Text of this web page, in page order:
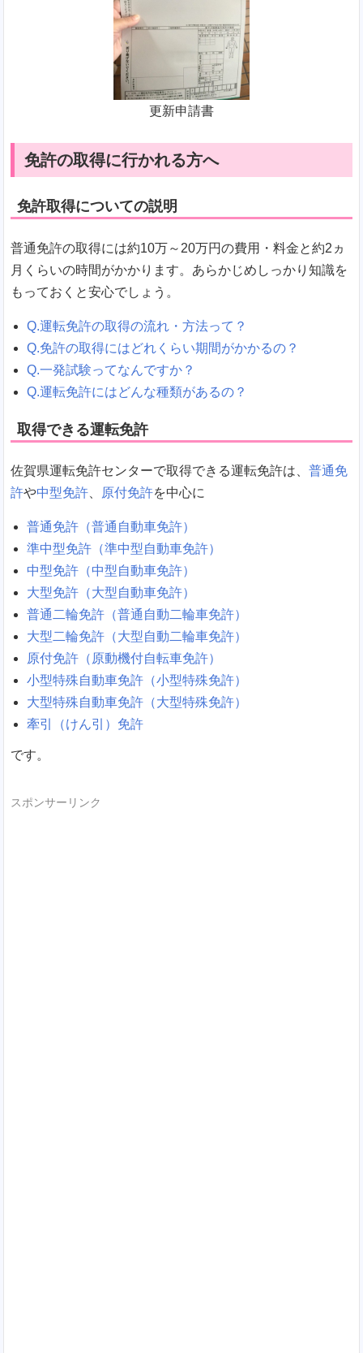
更新申請書
免許の取得に行かれる方へ
免許取得についての説明
普通免許の取得には約10万～20万円の費用・料金と約2ヵ
月くらいの時間がかかります。あらかじめしっかり知識を
もっておくと安心でしょう。
Q.運転免許の取得の流れ・方法って？
Q.免許の取得にはどれくらい期間がかかるの？
Q.一発試験ってなんですか？
Q.運転免許にはどんな種類があるの？
取得できる運転免許
佐賀県運転免許センターで取得できる運転免許は、 普通免
許や中型免許 原付免許を中心に
普通免許（普通自動車免許）
準中型免許（準中型自動車免許）
中型免許（中型自動車免許）
大型免許（大型自動車免許）
普通二輪免許（普通自動二輪車免許）
大型二輪免許（大型自動二輪車免許）
原付免許（原動機付自転車免許）
小型特殊自動車免許（小型特殊免許）
大型特殊自動車免許（大型特殊免許）
牽引（けん引）免許
です。
スポンサーリンク